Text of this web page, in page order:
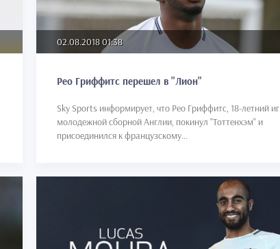
02.08.2018 01:38
Рео Гриффитс перешел в "Лион"
Sky Sports информирует, что Рео Гриффитс, 18-летний
молодежной сборной Англии, покинул "Тоттенхэм" и
присоединился к французскому...